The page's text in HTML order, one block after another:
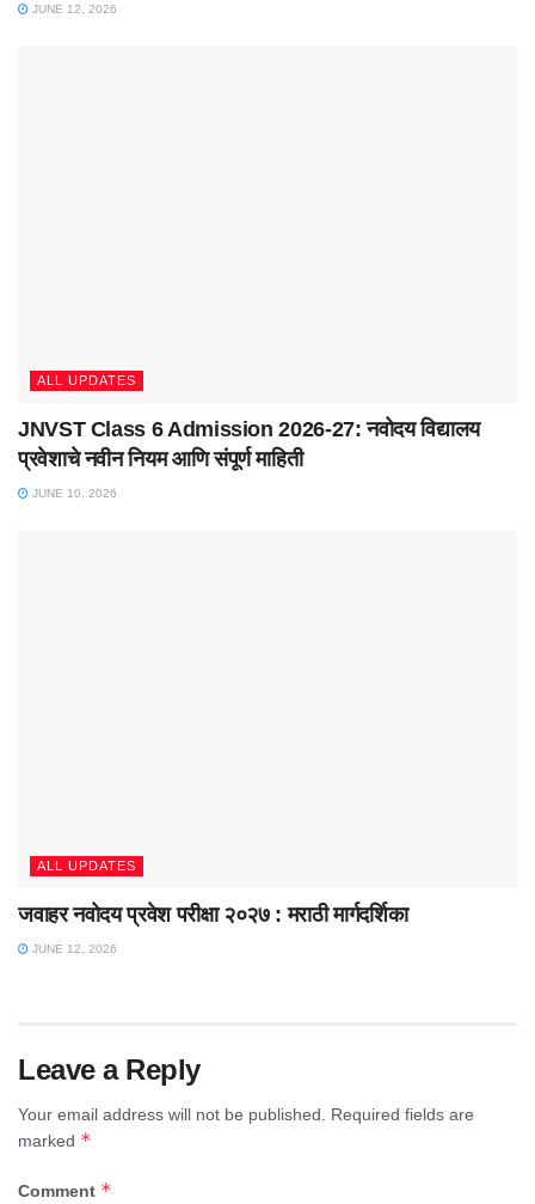
JUNE 12, 2026
ALL UPDATES
JNVST Class 6 Admission 2026-27: नवोदय विद्यालय
प्रवेशाचे नवीन नियम आणि संपूर्ण माहिती
JUNE 10, 2026
ALL UPDATES
जवाहर नवोदय प्रवेश परीक्षा २०२७ : मराठी मार्गदर्शिका
JUNE 12, 2026
Leave a Reply
Your email address will not be published. Required fields are
marked *
Comment *